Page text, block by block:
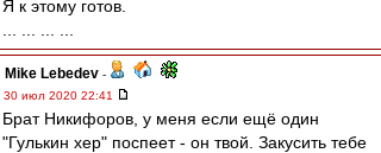
Я к этому готов.
Mike Lebedev -
30 июл 2020 22:41
Брат Никифоров, у меня если ещё один
"Гулькин хер" поспеет - он твой. Закусить тебе